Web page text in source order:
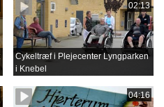
02:13
Cykeltræf i Plejecenter Lyngparken
i Knebel
04:16